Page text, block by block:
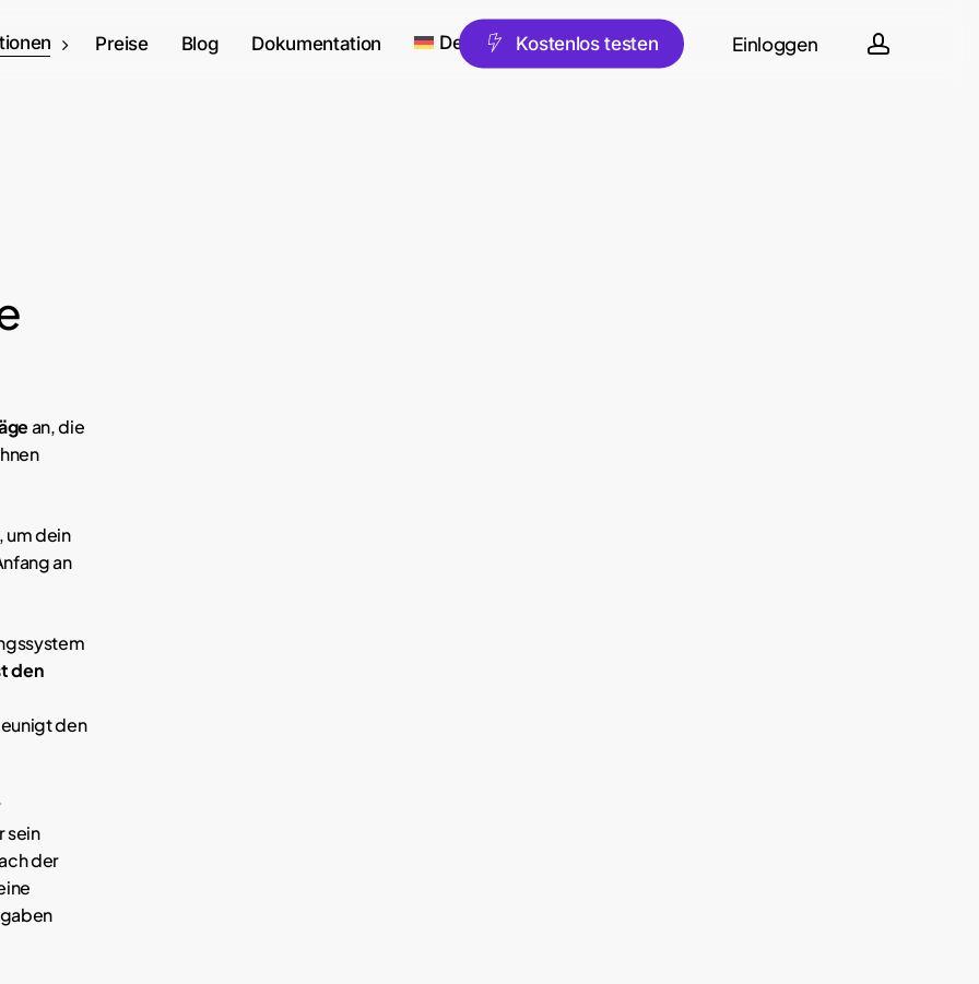
Preise Blog Dokumentation Deutsch Kostenlos testen Einloggen account
an, die
um dein
an
den
den
sein
der